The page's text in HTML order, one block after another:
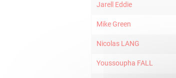
Jarell Eddie
Mike Green
Nicolas LANG
Youssoupha FALL